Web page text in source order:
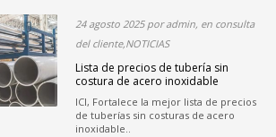
24 agosto 2025 por admin, en consulta
del cliente,NOTICIAS
Lista de precios de tubería sin
costura de acero inoxidable
ICI, Fortalece la mejor lista de precios
de tuberías sin costuras de acero
inoxidable..